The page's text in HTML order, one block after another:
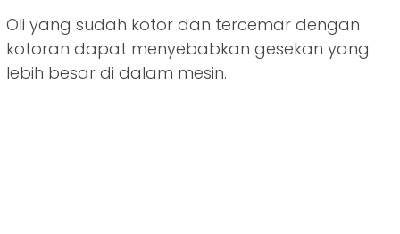
Oli yang sudah kotor dan tercemar dengan
kotoran dapat menyebabkan gesekan yang
lebih besar di dalam mesin.